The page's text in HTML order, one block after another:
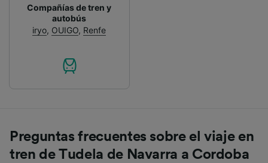
Compañías de tren y
autobús
iryo, OUIGO, Renfe
Preguntas frecuentes sobre el viaje en
tren de Tudela de Navarra a Cordoba